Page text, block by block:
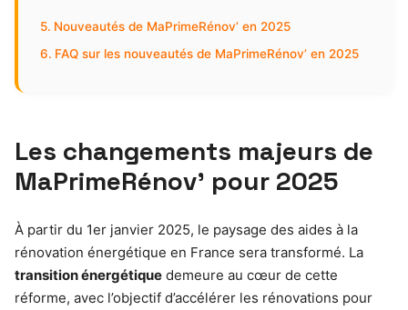
Nouveautés de MaPrimeRénov’ en 2025
FAQ sur les nouveautés de MaPrimeRénov’ en 2025
Les changements majeurs de
MaPrimeRénov’ pour 2025
À partir du 1er janvier 2025, le paysage des aides à la
rénovation énergétique en France sera transformé. La
transition énergétique demeure au cœur de cette
réforme, avec l’objectif d’accélérer les rénovations pour